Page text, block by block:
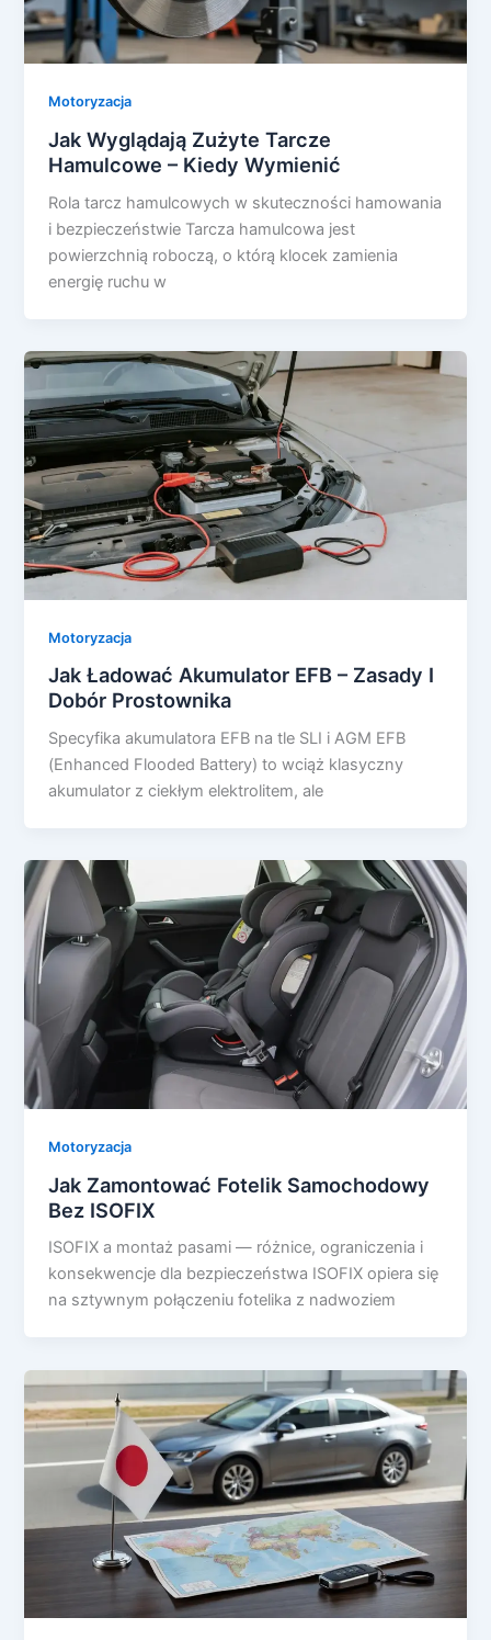
Motoryzacja
Jak Wyglądają Zużyte Tarcze
Hamulcowe – Kiedy Wymienić
Rola tarcz hamulcowych w skuteczności hamowania
i bezpieczeństwie Tarcza hamulcowa jest
powierzchnią roboczą, o którą klocek zamienia
energię ruchu w
Motoryzacja
Jak Ładować Akumulator EFB – Zasady I
Dobór Prostownika
Specyfika akumulatora EFB na tle SLI i AGM EFB
(Enhanced Flooded Battery) to wciąż klasyczny
akumulator z ciekłym elektrolitem, ale
Motoryzacja
Jak Zamontować Fotelik Samochodowy
Bez ISOFIX
ISOFIX a montaż pasami — różnice, ograniczenia i
konsekwencje dla bezpieczeństwa ISOFIX opiera się
na sztywnym połączeniu fotelika z nadwoziem